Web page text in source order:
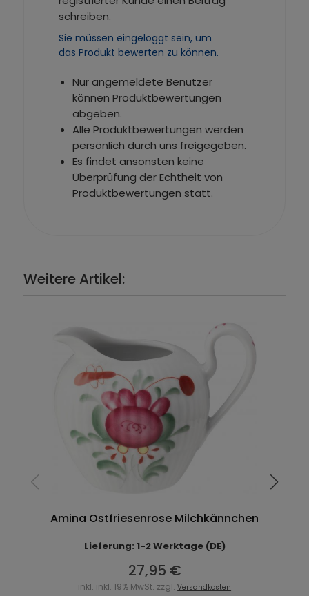
schreiben.
Sie müssen eingeloggt sein, um
das Produkt bewerten zu können.
Nur angemeldete Benutzer
können Produktbewertungen
abgeben.
Alle Produktbewertungen werden
persönlich durch uns freigegeben.
Es findet ansonsten keine
Überprüfung der Echtheit von
Produktbewertungen statt.
Weitere Artikel:
Amina Ostfriesenrose Milchkännchen
Lieferung: 1-2 Werktage (DE)
27,95 €
inkl. inkl. 19% MwSt. zzgl.Versandkosten